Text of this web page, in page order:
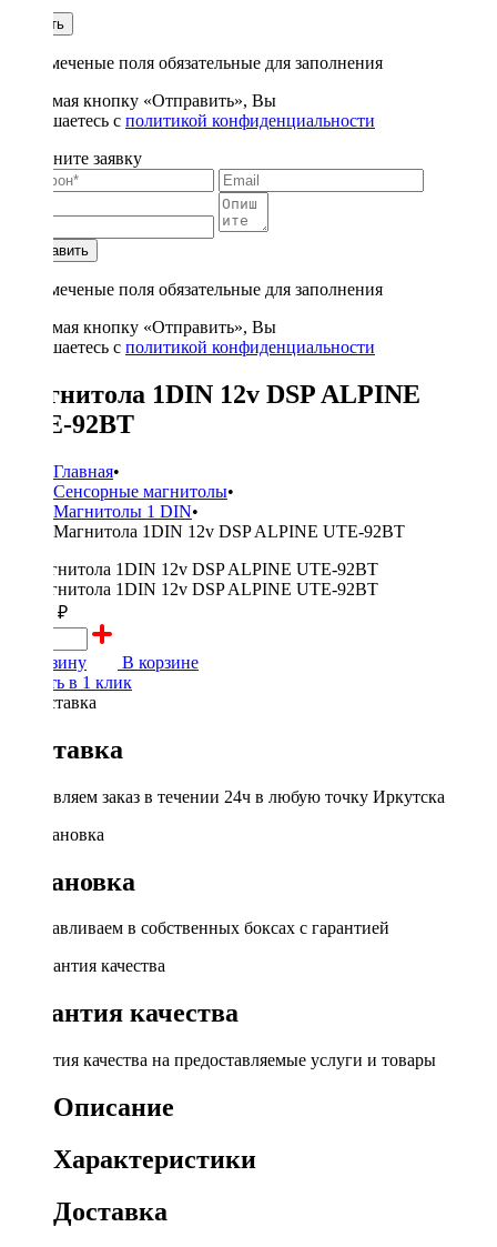
Купить
* - отмеченые поля обязательные для заполнения
Нажимая кнопку «Отправить», Вы
соглашаетесь с политикой конфиденциальности
Заполните заявку
Отправить
* - отмеченые поля обязательные для заполнения
Нажимая кнопку «Отправить», Вы
соглашаетесь с политикой конфиденциальности
Магнитола 1DIN 12v DSP ALPINE
UTE-92BT
Главная•
Сенсорные магнитолы•
Магнитолы 1 DIN•
Магнитола 1DIN 12v DSP ALPINE UTE-92BT
12490 ₽
В корзину
В корзине
Купить в 1 клик
Доставка
Доставляем заказ в течении 24ч в любую точку Иркутска
Установка
Устанавливаем в собственных боксах с гарантией
Гарантия качества
Гарантия качества на предоставляемые услуги и товары
Описание
Характеристики
Доставка